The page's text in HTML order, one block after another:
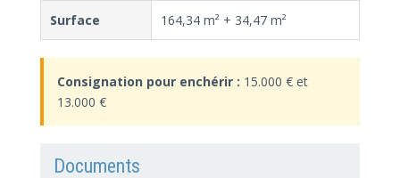
Surface 164,34 m² + 34,47 m²
Consignation pour enchérir : 15.000 € et
13.000 €
Documents